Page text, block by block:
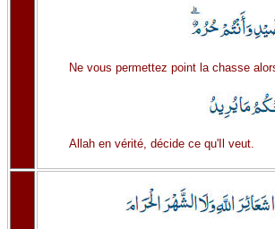
Ne vous permettez point la chasse
Allah en vérité, décide ce qu'Il veut.